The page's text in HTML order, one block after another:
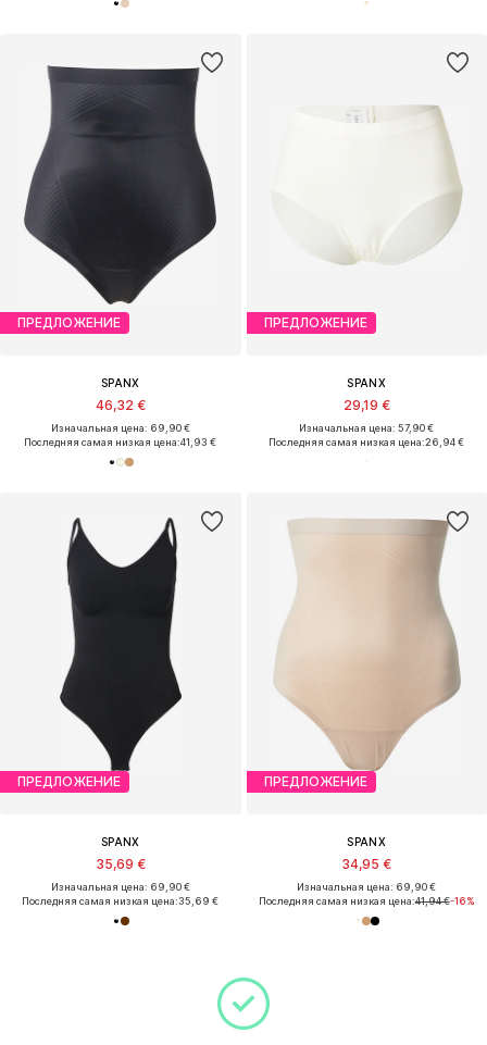
ПРЕДЛОЖЕНИЕ
SPANX
46,32 €
Изначальная цена: 69,90 €
Последняя самая низкая цена:41,93 €
ПРЕДЛОЖЕНИЕ
SPANX
29,19 €
Изначальная цена: 57,90 €
Последняя самая низкая цена:26,94 €
ПРЕДЛОЖЕНИЕ
SPANX
35,69 €
Изначальная цена: 69,90 €
Последняя самая низкая цена:35,69 €
ПРЕДЛОЖЕНИЕ
SPANX
34,95 €
Изначальная цена: 69,90 €
Последняя самая низкая цена:41,94 €-16%